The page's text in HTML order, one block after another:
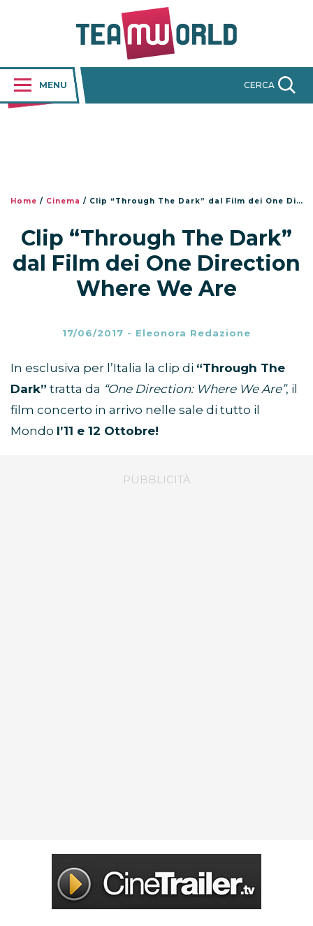
MENU CERCA
Home / Cinema / Clip “Through The Dark” dal Film dei One Direction Where We Are
Clip “Through The Dark”
dal Film dei One Direction
Where We Are
17/06/2017 - Eleonora Redazione
In esclusiva per l’Italia la clip di “Through The
Dark” tratta da “One Direction: Where We Are”, il
film concerto in arrivo nelle sale di tutto il
Mondo l’11 e 12 Ottobre!